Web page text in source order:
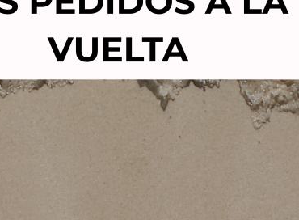
PARLUX 385
& Ceramic
151,00
ETECMED EQUIPO DE
FRECUENCIA NV-201-
corporal
138,80